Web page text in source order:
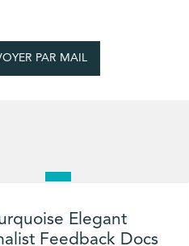
PAR MAIL
Elegant
Feedback Docs